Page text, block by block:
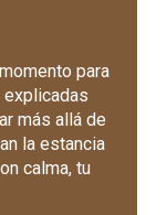
para
más allá de
la estancia
calma, tu